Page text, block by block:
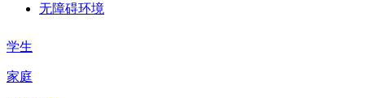
无障碍环境
学生
家庭